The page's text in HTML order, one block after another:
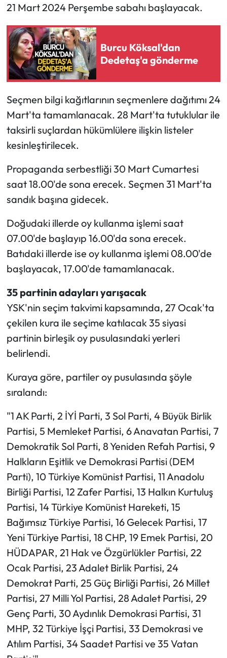
21 Mart 2024 Perşembe sabahı başlayacak.
Burcu Köksal'dan
Dedetaş'a gönderme
Seçmen bilgi kağıtlarının seçmenlere dağıtımı 24
Mart'ta tamamlanacak. 28 Mart'ta tutuklular ile
taksirli suçlardan hükümlülere ilişkin listeler
kesinleştirilecek.
Propaganda serbestliği 30 Mart Cumartesi
saat 18.00'de sona erecek. Seçmen 31 Mart'ta
sandık başına gidecek.
Doğudaki illerde oy kullanma işlemi saat
07.00'de başlayıp 16.00'da sona erecek.
Batıdaki illerde ise oy kullanma işlemi 08.00'de
başlayacak, 17.00'de tamamlanacak.
35 partinin adayları yarışacak
YSK'nin seçim takvimi kapsamında, 27 Ocak'ta
çekilen kura ile seçime katılacak 35 siyasi
partinin birleşik oy pusulasındaki yerleri
belirlendi.
Kuraya göre, partiler oy pusulasında şöyle
sıralandı:
"1 AK Parti, 2 İYİ Parti, 3 Sol Parti, 4 Büyük Birlik
Partisi, 5 Memleket Partisi, 6 Anavatan Partisi, 7
Demokratik Sol Parti, 8 Yeniden Refah Partisi, 9
Halkların Eşitlik ve Demokrasi Partisi (DEM
Parti), 10 Türkiye Komünist Partisi, 11 Anadolu
Birliği Partisi, 12 Zafer Partisi, 13 Halkın Kurtuluş
Partisi, 14 Türkiye Komünist Hareketi, 15
Bağımsız Türkiye Partisi, 16 Gelecek Partisi, 17
Yeni Türkiye Partisi, 18 CHP, 19 Emek Partisi, 20
HÜDAPAR, 21 Hak ve Özgürlükler Partisi, 22
Ocak Partisi, 23 Adalet Birlik Partisi, 24
Demokrat Parti, 25 Güç Birliği Partisi, 26 Millet
Partisi, 27 Milli Yol Partisi, 28 Adalet Partisi, 29
Genç Parti, 30 Aydınlık Demokrasi Partisi, 31
MHP, 32 Türkiye İşçi Partisi, 33 Demokrasi ve
Atılım Partisi, 34 Saadet Partisi ve 35 Vatan